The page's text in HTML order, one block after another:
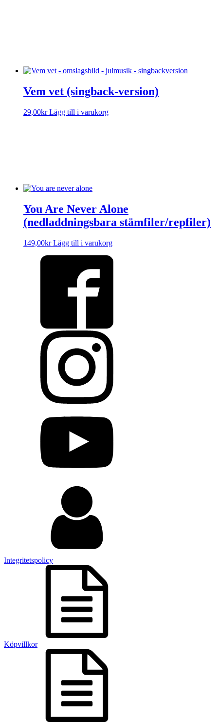
Vem vet (singback-version)
29,00kr Lägg till i varukorg
You Are Never Alone
(nedladdningsbara stämfiler/repfiler)
149,00kr Lägg till i varukorg
Integritetspolicy
Köpvillkor